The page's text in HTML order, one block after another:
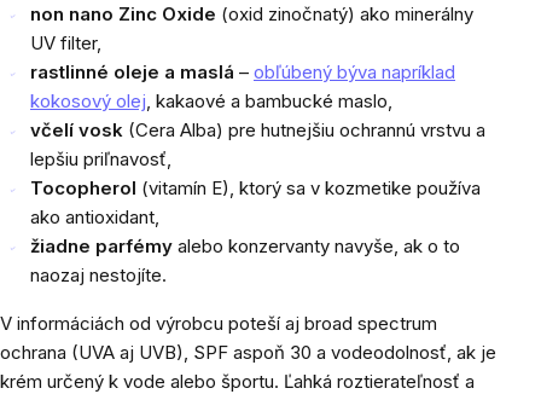
non nano Zinc Oxide (oxid zinočnatý) ako minerálny
UV filter,
rastlinné oleje a maslá – obľúbený býva napríklad
kokosový olej , kakaové a bambucké maslo,
včelí vosk (Cera Alba) pre hutnejšiu ochrannú vrstvu a
lepšiu priľnavosť,
Tocopherol (vitamín E), ktorý sa v kozmetike používa
ako antioxidant,
žiadne parfémy alebo konzervanty navyše, ak o to
naozaj nestojíte.
V informáciách od výrobcu poteší aj broad spectrum
ochrana (UVA aj UVB), SPF aspoň 30 a vodeodolnosť, ak je
krém určený k vode alebo športu. Ľahká roztierateľnosť a